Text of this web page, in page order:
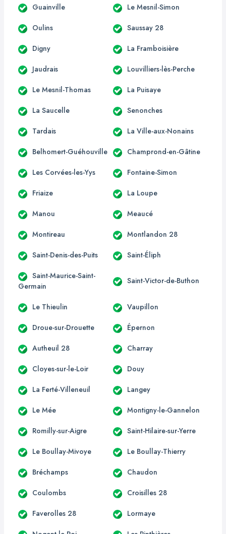
Guainville Le Mesnil-Simon
Oulins Saussay 28
Digny La Framboisière
Jaudrais Louvilliers-lès-Perche
Le Mesnil-Thomas La Puisaye
La Saucelle Senonches
Tardais La Ville-aux-Nonains
Belhomert-Guéhouville Champrond-en-Gâtine
Les Corvées-les-Yys Fontaine-Simon
Friaize La Loupe
Manou Meaucé
Montireau Montlandon 28
Saint-Denis-des-Puits Saint-Éliph
Saint-Maurice-Saint-
Germain
Saint-Victor-de-Buthon
Le Thieulin Vaupillon
Droue-sur-Drouette Épernon
Autheuil 28 Charray
Cloyes-sur-le-Loir Douy
La Ferté-Villeneuil Langey
Le Mée Montigny-le-Gannelon
Romilly-sur-Aigre Saint-Hilaire-sur-Yerre
Le Boullay-Mivoye Le Boullay-Thierry
Bréchamps Chaudon
Coulombs Croisilles 28
Faverolles 28 Lormaye